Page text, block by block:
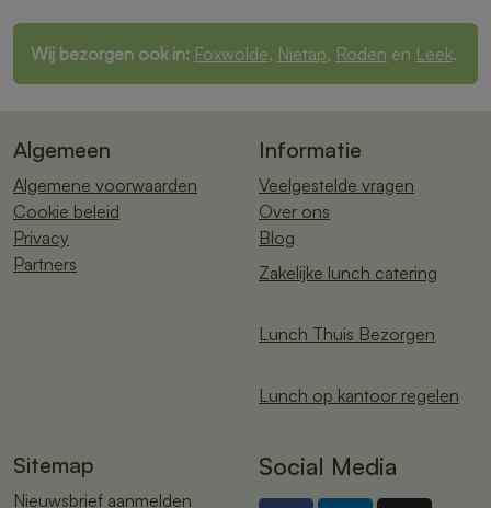
Wij bezorgen ook in: Foxwolde, Nietap, Roden en Leek.
Algemeen
Algemene voorwaarden
Cookie beleid
Privacy
Partners
Informatie
Veelgestelde vragen
Over ons
Blog
Zakelijke lunch catering
Lunch Thuis Bezorgen
Lunch op kantoor regelen
Sitemap
Nieuwsbrief aanmelden
Social Media